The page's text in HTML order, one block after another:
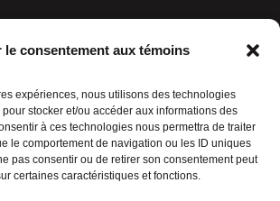
le consentement aux témoins
expériences, nous utilisons des technologies
stocker et/ou accéder aux informations des
à ces technologies nous permettra de traiter
le comportement de navigation ou les ID uniques
pas consentir ou de retirer son consentement peut
certaines caractéristiques et fonctions.